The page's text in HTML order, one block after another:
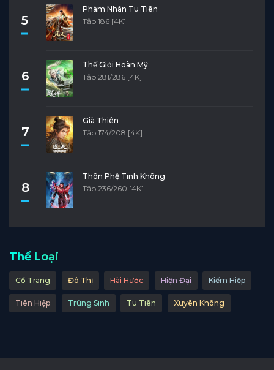
5
Phàm Nhân Tu Tiên
Tập 186 [4K]
6
Thế Giới Hoàn Mỹ
Tập 281/286 [4K]
7
Già Thiên
Tập 174/208 [4K]
8
Thôn Phệ Tinh Không
Tập 236/260 [4K]
Thể Loại
Cổ Trang Đô Thị Hài Hước Hiện Đại Kiếm Hiệp
Tiên Hiệp Trùng Sinh Tu Tiên Xuyên Không